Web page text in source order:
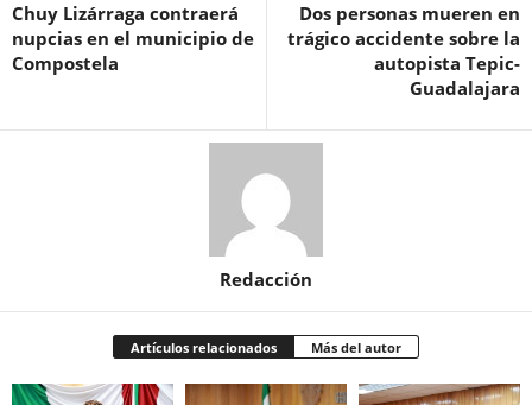
Chuy Lizárraga contraerá
nupcias en el municipio de
Compostela
Dos personas mueren en
trágico accidente sobre la
autopista Tepic-
Guadalajara
Redacción
Artículos relacionados Más del autor